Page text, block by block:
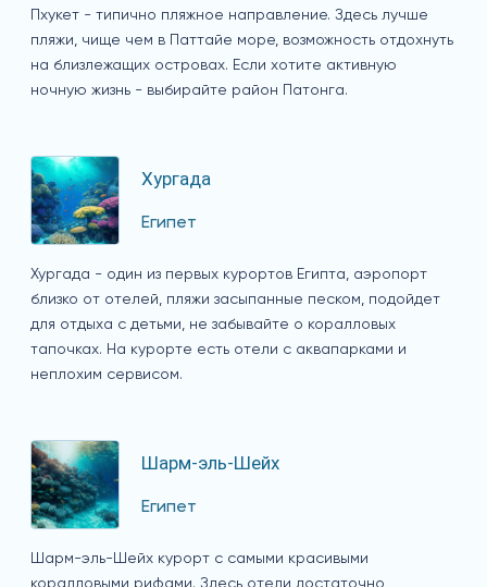
Пхукет - типично пляжное направление. Здесь лучше
пляжи, чище чем в Паттайе море, возможность отдохнуть
на близлежащих островах. Если хотите активную
ночную жизнь - выбирайте район Патонга.
Хургада
Египет
Хургада - один из первых курортов Египта, аэропорт
близко от отелей, пляжи засыпанные песком, подойдет
для отдыха с детьми, не забывайте о коралловых
тапочках. На курорте есть отели с аквапарками и
неплохим сервисом.
Шарм-эль-Шейх
Египет
Шарм-эль-Шейх курорт с самыми красивыми
коралловыми рифами. Здесь отели достаточно